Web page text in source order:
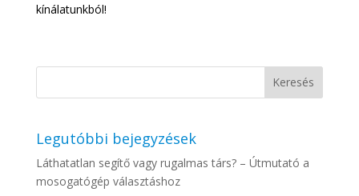
kínálatunkból!
Legutóbbi bejegyzések
Láthatatlan segítő vagy rugalmas társ? – Útmutató a
mosogatógép választáshoz